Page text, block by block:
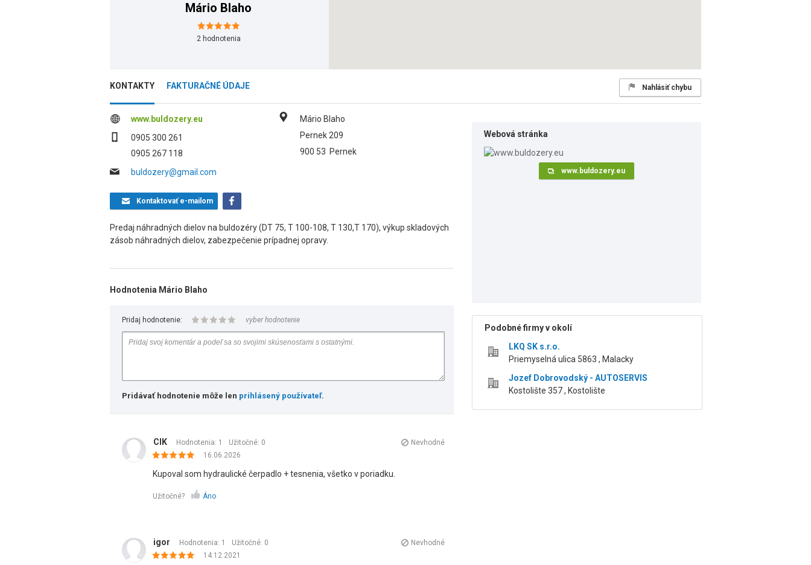
Mário Blaho
2hodnotenia
KONTAKTY FAKTURAČNÉ ÚDAJE Nahlásiť chybu
www.buldozery.eu
0905 300 261
0905 267 118
buldozery@gmail.com
Mário Blaho
Pernek 209
900 53 Pernek
Kontaktovaťe-mailom
Predaj náhradných dielov na buldozéry (DT 75, T 100-108, T 130,T 170), výkup skladových
zásob náhradných dielov, zabezpečenie prípadnej opravy.
Hodnotenia Mário Blaho
Pridaj hodnotenie: vyber hodnotenie
Pridávať hodnotenie môže len prihlásený používateľ.
CIK Hodnotenia: 1 Užitočné: 0
Nevhodné
16.06.2026
Kupoval som hydraulické čerpadlo + tesnenia, všetko v poriadku.
Užitočné? Áno
igor Hodnotenia: 1 Užitočné: 0
Nevhodné
14.12.2021
Webová stránka
www.buldozery.eu
Podobné firmy v okolí
LKQ SK s.r.o.
Priemyselná ulica 5863 , Malacky
Jozef Dobrovodský - AUTOSERVIS
Kostolište 357 , Kostolište